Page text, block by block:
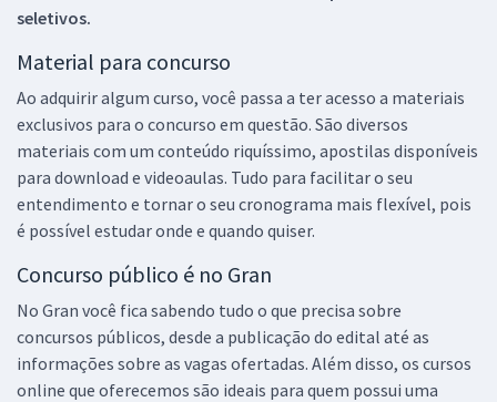
seletivos.
Material para concurso
Ao adquirir algum curso, você passa a ter acesso a materiais
exclusivos para o concurso em questão. São diversos
materiais com um conteúdo riquíssimo, apostilas disponíveis
para download e videoaulas. Tudo para facilitar o seu
entendimento e tornar o seu cronograma mais flexível, pois
é possível estudar onde e quando quiser.
Concurso público é no Gran
No Gran você fica sabendo tudo o que precisa sobre
concursos públicos, desde a publicação do edital até as
informações sobre as vagas ofertadas. Além disso, os cursos
online que oferecemos são ideais para quem possui uma